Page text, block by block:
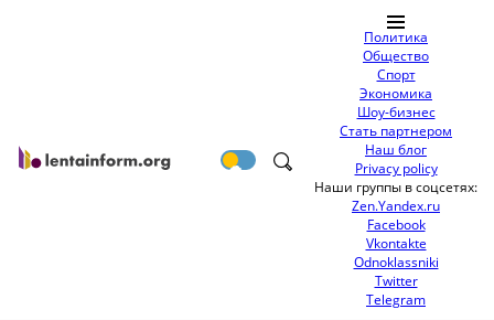
Политика
Общество
Спорт
Экономика
Шоу-бизнес
Стать партнером
Наш блог
Privacy policy
Наши группы в соцсетях:
Zen.Yandex.ru
Facebook
Vkontakte
Odnoklassniki
Twitter
Telegram